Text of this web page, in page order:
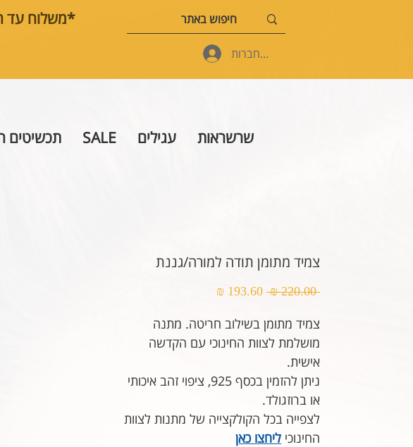
*משלוח עד
להתחברות
שרשראות עגילים SALE תכשיטים
צמיד מתומן תודה למורה/גננת
‏220.00 ‏₪
מחיר
צמיד מתומן בשילוב חריטה. מתנה
מושלמת לצוות החינוכי עם הקדשה
אישית.
ניתן להזמין בכסף 925, ציפוי זהב איכותי
או ברוזגולד.
לצפייה בכל הקולקצייה של מתנות לצוות
החינוכי ליחצו כאן